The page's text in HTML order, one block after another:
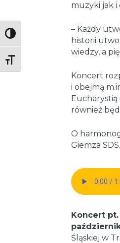
Toggle High Contrast
Toggle Font size
muzyki jak i
– Każdy
historii
wiedzy, a
Koncert
i obejmą
Eucharystią
również
O
Giemza SDS.
Koncert
Śląskiej w